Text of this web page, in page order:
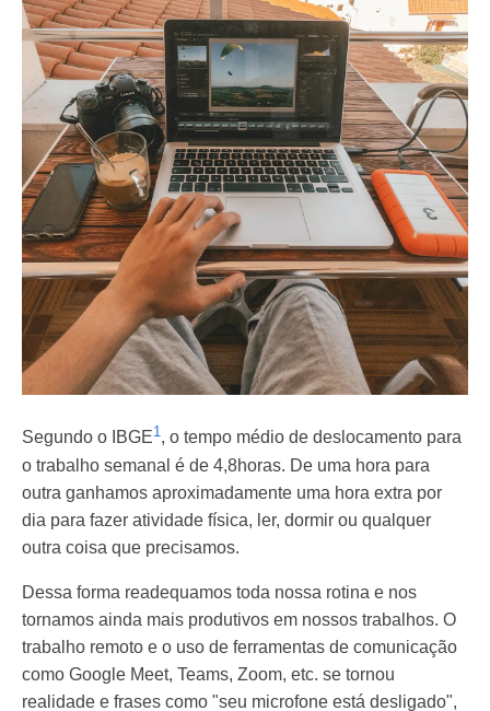
Segundo o IBGE1, o tempo médio de deslocamento para
o trabalho semanal é de 4,8horas. De uma hora para
outra ganhamos aproximadamente uma hora extra por
dia para fazer atividade física, ler, dormir ou qualquer
outra coisa que precisamos.
Dessa forma readequamos toda nossa rotina e nos
tornamos ainda mais produtivos em nossos trabalhos. O
trabalho remoto e o uso de ferramentas de comunicação
como Google Meet, Teams, Zoom, etc. se tornou
realidade e frases como "seu microfone está desligado",